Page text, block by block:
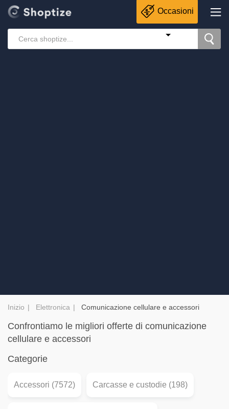
Occasioni
Inizio Elettronica Comunicazione cellulare e accessori
Confrontiamo le migliori offerte di comunicazione
cellulare e accessori
Categorie
Accessori (7572) Carcasse e custodie (198)